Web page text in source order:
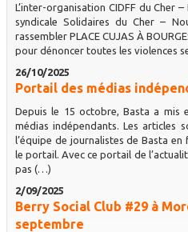
L’inter-organisation CIDFF du Cher
syndicale Solidaires du Cher –
rassembler PLACE CUJAS À
pour dénoncer toutes les violences
26/10/2025
Portail des médias
Depuis le 15 octobre, Basta a mis
médias indépendants. Les articles
l’équipe de journalistes de Basta
le portail. Avec ce portail de
pas (…)
2/09/2025
Berry Social Club #29 à
septembre